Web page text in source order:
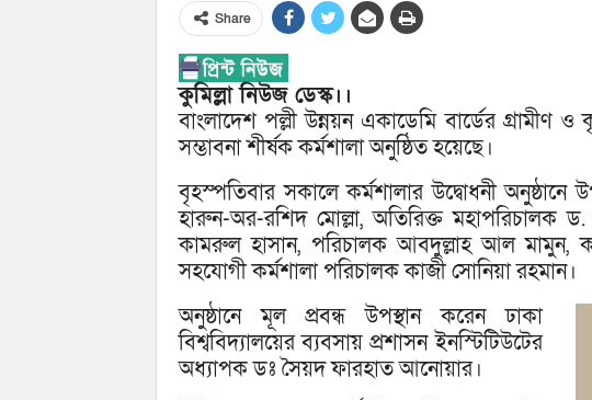
Share
কুমিল্লা নিউজ ডেস্ক।।
বাংলাদেশ পল্লী উন্নয়ন একাডেমি বার্ডের গ্রামীণ ও
সম্ভাবনা শীর্ষক কর্মশালা অনুষ্ঠিত হয়েছে।
বৃহস্পতিবার সকালে কর্মশালার উদ্বোধনী অনুষ্ঠানে
হারুন-অর-রশিদ মোল্লা, অতিরিক্ত
কামরুল হাসান, পরিচালক আবদুল্লাহ আল মামুন,
সহযোগী কর্মশালা পরিচালক কাজী সোনিয়া রহমান।
অনুষ্ঠানে মূল প্রবন্ধ উপস্থান করেন ঢাকা
বিশ্ববিদ্যালয়ের ব্যবসায় প্রশাসন ইনস্টিটিউটের
অধ্যাপক ডঃ সৈয়দ ফারহাত আনোয়ার।